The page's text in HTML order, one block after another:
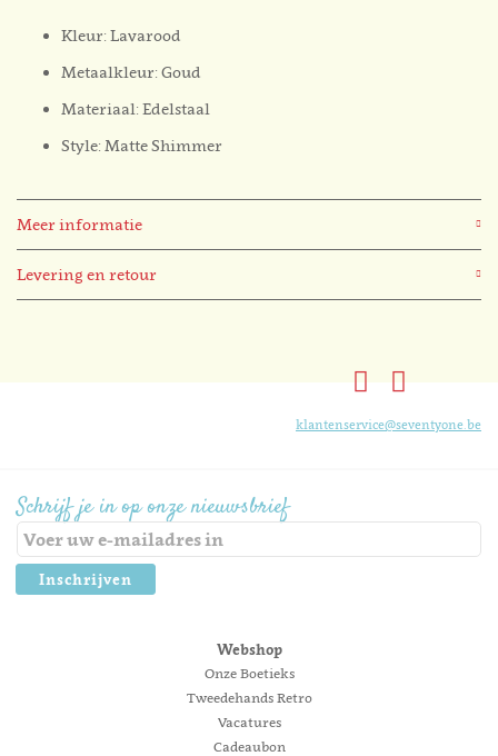
Kleur: Lavarood
Metaalkleur: Goud
Materiaal: Edelstaal
Style: Matte Shimmer
Meer informatie
Levering en retour
Schrijf je in op onze nieuwsbrief
Inschrijven
klantenservice@seventyone.be
Webshop
Onze Boetieks
Tweedehands Retro
Vacatures
Cadeaubon